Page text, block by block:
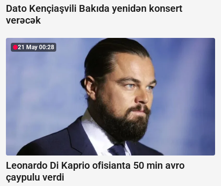
Dato Kençiaşvili Bakıda yenidən konsert
verəcək
21 May 00:28
Leonardo Di Kaprio ofisianta 50 min avro
çaypulu verdi